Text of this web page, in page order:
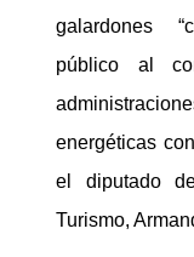
galardones
público al
energéticas
el diputado
Turismo,